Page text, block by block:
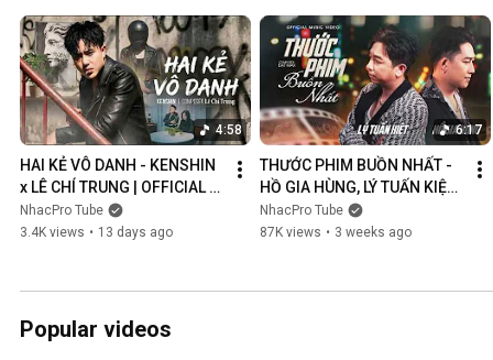
4:58
HAI KẺ VÔ DANH - KENSHIN
x LÊ CHÍ TRUNG | OFFICIAL
MUSIC VIDEO
NhacPro Tube
3.4K views • 13 days ago
6:17
THƯỚC PHIM BUỒN NHẤT -
HỒ GIA HÙNG, LÝ TUẤN KIỆT |
OFFICIAL MUSIC VIDEO
NhacPro Tube
87K views • 3 weeks ago
Popular videos